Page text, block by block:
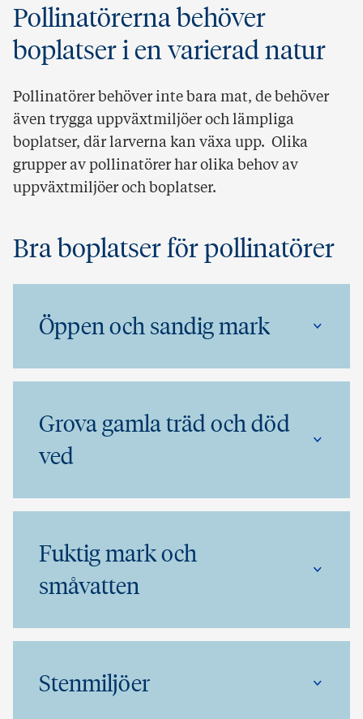
Pollinatörerna behöver
boplatser i en varierad natur
Pollinatörer behöver inte bara mat, de behöver
även trygga uppväxtmiljöer och lämpliga
boplatser, där larverna kan växa upp. Olika
grupper av pollinatörer har olika behov av
uppväxtmiljöer och boplatser.
Bra boplatser för pollinatörer
Öppen och sandig mark
Grova gamla träd och död
ved
Fuktig mark och
småvatten
Stenmiljöer